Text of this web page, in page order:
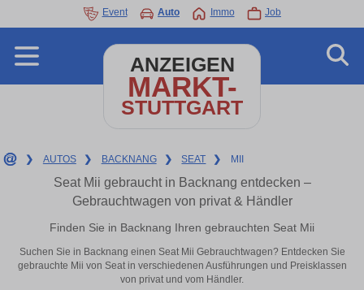
Event Auto Immo Job
ANZEIGEN
MARKT-
STUTTGART
❯ AUTOS ❯ BACKNANG ❯ SEAT ❯ MII
Seat Mii gebraucht in Backnang entdecken –
Gebrauchtwagen von privat & Händler
Finden Sie in Backnang Ihren gebrauchten Seat Mii
Suchen Sie in Backnang einen Seat Mii Gebrauchtwagen? Entdecken Sie
gebrauchte Mii von Seat in verschiedenen Ausführungen und Preisklassen
von privat und vom Händler.